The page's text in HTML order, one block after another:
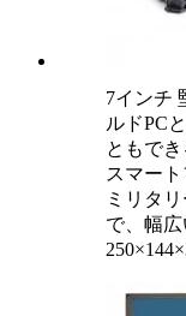
7インチ
ルドPC
ともでき
スマー
ミリタ
で、幅